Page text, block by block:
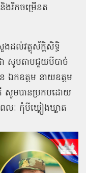
ងរីកចម្រើនត
ដល់វត្ថុស័ក្តិសិទ្ធិ
ជា សូមតាមជួយបីបាច់
ឯកឧត្ដម នាយឧត្ដម
សូមបានប្រកបដោយ
លៈ កុំបីឃ្លៀងឃ្លាត